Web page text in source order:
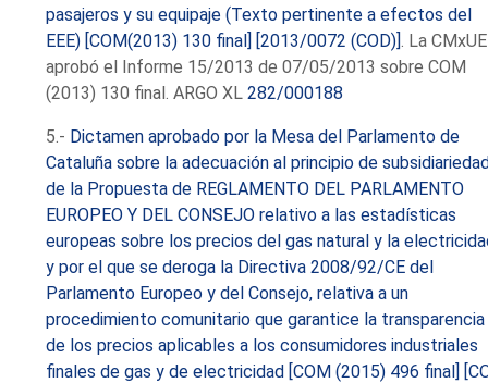
pasajeros y su equipaje (Texto pertinente a efectos del
EEE) [COM(2013) 130 final] [2013/0072 (COD)] . La CMxUE
aprobó el Informe 15/2013 de 07/05/2013 sobre COM
(2013) 130 final. ARGO XL282/000188
5.- Dictamen aprobado por la Mesa del Parlamento de
Cataluña sobre la adecuación al principio de
de la Propuesta de REGLAMENTO DEL PARLAMENTO
EUROPEO Y DEL CONSEJO relativo a las estadísticas
europeas sobre los precios del gas natural y la
y por el que se deroga la Directiva 2008/92/CE del
Parlamento Europeo y del Consejo, relativa a un
procedimiento comunitario que garantice la transparencia
de los precios aplicables a los consumidores industriales
finales de gas y de electricidad [COM (2015) 496 final]